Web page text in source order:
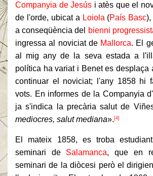
Companyia de Jesús i atès que el
de l'orde, ubicat a Loiola (País Basc),
a conseqüència del
bienni
ingressa al noviciat de Mallorca. El
al mig any de la seva estada a
política ha variat i Benet es desplaça
continuar el noviciat; l'any 1858 hi
vots. En informes de la Companyia
ja s'indica la precària salut de
mediocres, salut mediana». [4]
El mateix 1858, es troba
seminari de Salamanca, que en
seminari de la diòcesi però el